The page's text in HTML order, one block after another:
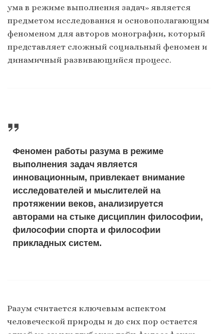
ума в режиме выполнения задач» является
предметом исследования и основополагающим
феноменом для авторов монографии, который
представляет сложный социальный феномен и
динамичный развивающийся процесс.
Феномен работы разума в режиме
выполнения задач является
инновационным, привлекает внимание
исследователей и мыслителей на
протяжении веков, анализируется
авторами на стыке дисциплин философии,
философии спорта и философии
прикладных систем.
Разум считается ключевым аспектом
человеческой природы и до сих пор остается